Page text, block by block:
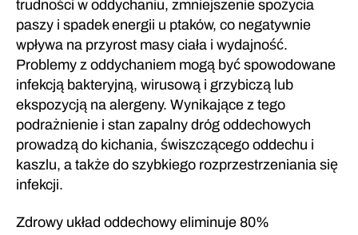
trudności w oddychaniu, zmniejszenie spożycia
paszy i spadek energii u ptaków, co negatywnie
wpływa na przyrost masy ciała i wydajność.
Problemy z oddychaniem mogą być spowodowane
infekcją bakteryjną, wirusową i grzybiczą lub
ekspozycją na alergeny. Wynikające z tego
podrażnienie i stan zapalny dróg oddechowych
prowadzą do kichania, świszczącego oddechu i
kaszlu, a także do szybkiego rozprzestrzeniania się
infekcji.
Zdrowy układ oddechowy eliminuje 80%